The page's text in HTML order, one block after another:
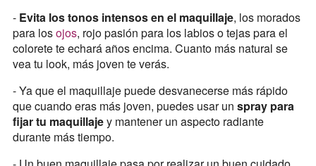
- Evita los tonos intensos en el maquillaje, los morados
para losojos, rojo pasión para los labios o tejas para el
colorete te echará años encima. Cuanto más natural se
vea tu look, más joven te verás.
- Ya que el maquillaje puede desvanecerse más rápido
que cuando eras más joven, puedes usar un spray para
fijar tu maquillajey mantener un aspecto radiante
durante más tiempo.